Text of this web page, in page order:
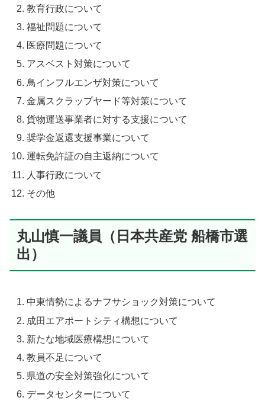
教育行政について
福祉問題について
医療問題について
アスベスト対策について
鳥インフルエンザ対策について
金属スクラップヤード等対策について
貨物運送事業者に対する支援について
奨学金返還支援事業について
運転免許証の自主返納について
人事行政について
その他
丸山慎一議員（日本共産党 船橋市選
出）
中東情勢によるナフサショック対策について
成田エアポートシティ構想について
新たな地域医療構想について
教員不足について
県道の安全対策強化について
データセンターについて